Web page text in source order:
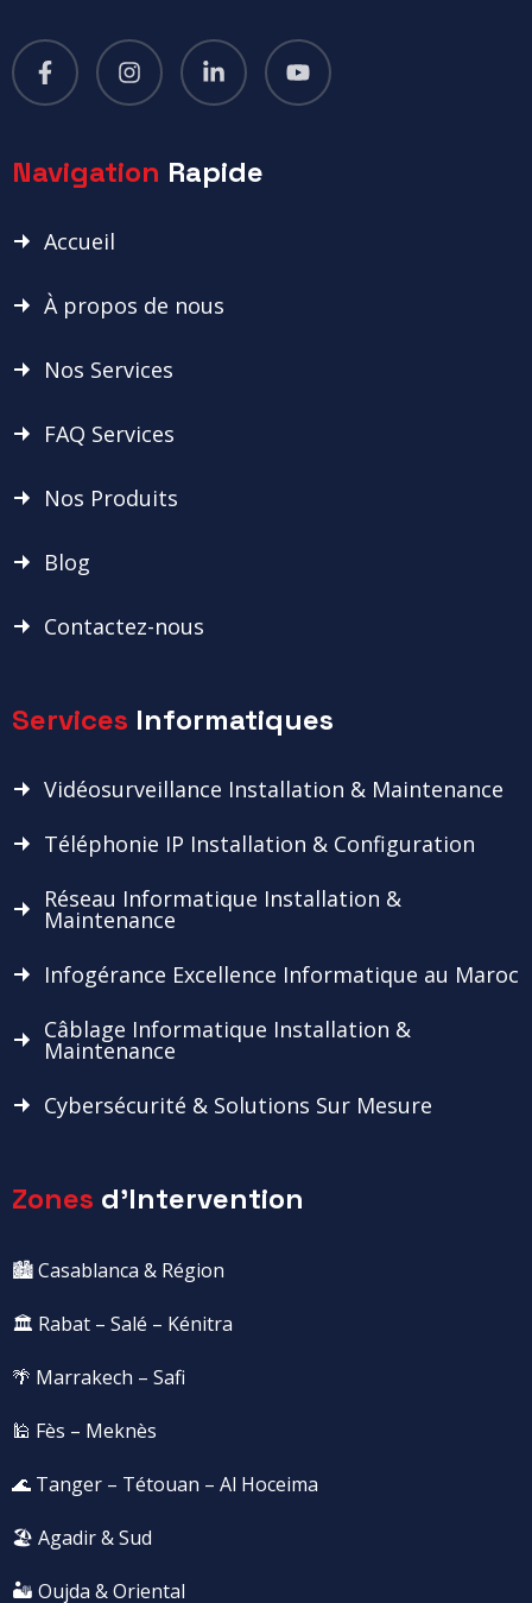
Navigation Rapide
Accueil
À propos de nous
Nos Services
FAQ Services
Nos Produits
Blog
Contactez-nous
Services Informatiques
Vidéosurveillance Installation & Maintenance
Téléphonie IP Installation & Configuration
Réseau Informatique Installation &
Maintenance
Infogérance Excellence Informatique au Maroc
Câblage Informatique Installation &
Maintenance
Cybersécurité & Solutions Sur Mesure
Zones d'Intervention
🏙️ Casablanca & Région
🏛️ Rabat – Salé – Kénitra
🌴 Marrakech – Safi
🕌 Fès – Meknès
🌊 Tanger – Tétouan – Al Hoceima
🏖️ Agadir & Sud
🏜️ Oujda & Oriental